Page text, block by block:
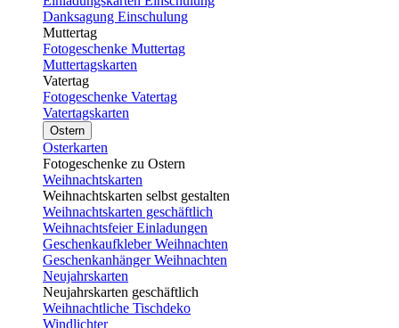
Danksagung Einschulung
Muttertag
Fotogeschenke Muttertag
Muttertagskarten
Vatertag
Fotogeschenke Vatertag
Vatertagskarten
Ostern
Osterkarten
Fotogeschenke zu Ostern
Weihnachtskarten
Weihnachtskarten selbst gestalten
Weihnachtskarten geschäftlich
Weihnachtsfeier Einladungen
Geschenkaufkleber Weihnachten
Geschenkanhänger Weihnachten
Neujahrskarten
Neujahrskarten geschäftlich
Weihnachtliche Tischdeko
Windlichter